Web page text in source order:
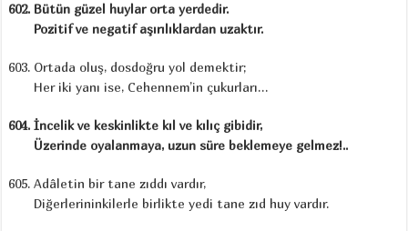
Bütün güzel huylar orta yerdedir.
Pozitif ve negatif aşırılıklardan uzaktır.
Ortada oluş, dosdoğru yol demektir;
Her iki yanı ise, Cehennem’in çukurları…
İncelik ve keskinlikte kıl ve kılıç gibidir,
Üzerinde oyalanmaya, uzun süre beklemeye gelmez!..
Adâletin bir tane zıddı vardır,
Diğerlerininkilerle birlikte yedi tane zıd huy vardır.